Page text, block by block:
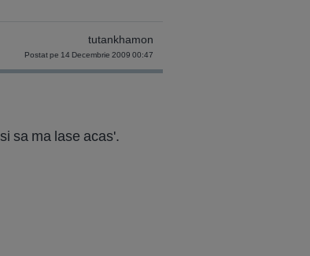
tutankhamon
Postat pe 14 Decembrie 2009 00:47
si sa ma lase acas'.